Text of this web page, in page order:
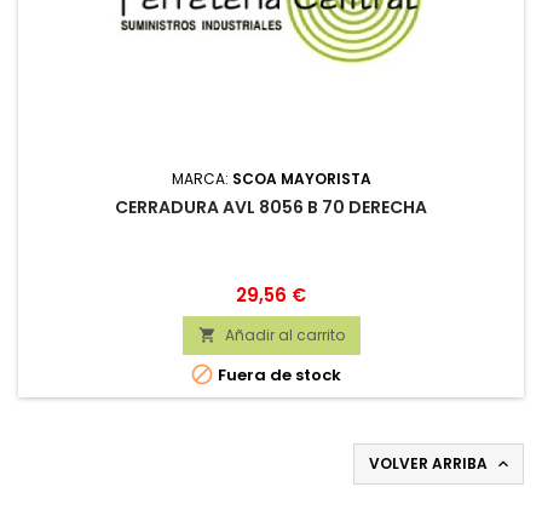
MARCA: SCOA MAYORISTA
CERRADURA AVL 8056 B 70 DERECHA
Precio
29,56 €
 Añadir al carrito
 Fuera de stock
VOLVER ARRIBA 